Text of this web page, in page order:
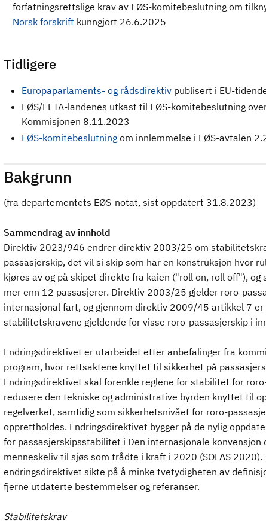
forfatningsrettslige krav av EØS-komitebeslutning om
Norsk forskrift kunngjort 26.6.2025
Tidligere
Europaparlaments- og rådsdirektivpublisert i EU-
EØS/EFTA-landenes utkast til EØS-komitebeslutning
Kommisjonen 8.11.2023
EØS-komitebeslutningom innlemmelse i EØS-avtalen
Bakgrunn
(fra departementets EØS-notat, sist oppdatert 31.8.2023)
Sammendrag av innhold
Direktiv 2023/946 endrer direktiv 2003/25 om
passasjerskip, det vil si skip som har en konstruksjon hvor
kjøres av og på skipet direkte fra kaien ("roll on, roll off"), og
mer enn 12 passasjerer. Direktiv 2003/25 gjelder roro-
internasjonal fart, og gjennom direktiv 2009/45 artikkel 7 er
stabilitetskravene gjeldende for visse roro-passasjerskip i
Endringsdirektivet er utarbeidet etter anbefalinger fra
program, hvor rettsaktene knyttet til sikkerhet på
Endringsdirektivet skal forenkle reglene for stabilitet for
redusere den tekniske og administrative byrden knyttet til
regelverket, samtidig som sikkerhetsnivået for roro-
opprettholdes. Endringsdirektivet bygger på de nylig
for passasjerskipsstabilitet i Den internasjonale konvensjon
menneskeliv til sjøs som trådte i kraft i 2020 (SOLAS
endringsdirektivet sikte på å minke tvetydigheten av
fjerne utdaterte bestemmelser og referanser.
Stabilitetskrav